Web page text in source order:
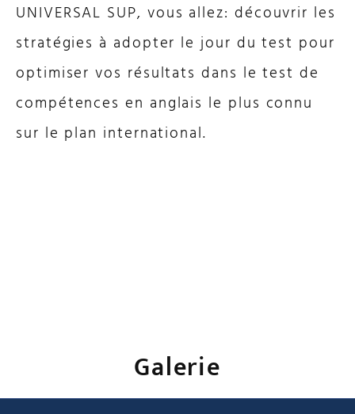
UNIVERSAL SUP, vous allez: découvrir les
stratégies à adopter le jour du test pour
optimiser vos résultats dans le test de
compétences en anglais le plus connu
sur le plan international.
Galerie